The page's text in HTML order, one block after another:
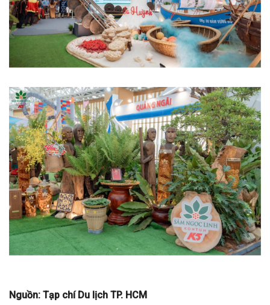
Nguồn: Tạp chí Du lịch TP. HCM